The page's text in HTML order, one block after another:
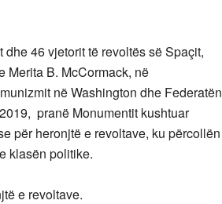
46 vjetorit të revoltës së Spaçit,
Merita B. McCormack, në
në Washington dhe Federatën
pranë Monumentit kushtuar
për heronjtë e revoltave, ku përcollën
klasën politike.
e revoltave.